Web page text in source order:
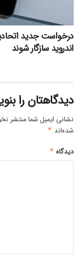
درخواست جدید اتحادیه
اندروید سازگار شوند
دیدگاهتان را
نشانی ایمیل شما منتشر
شده‌اند *
دیدگاه *